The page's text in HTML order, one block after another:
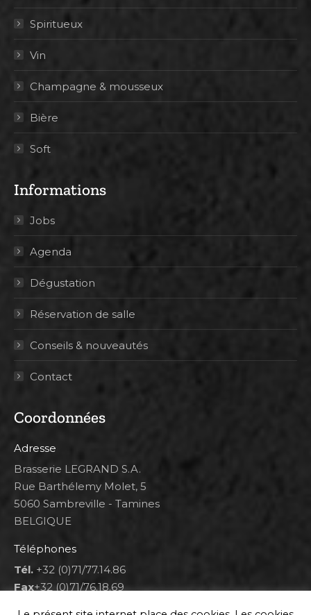
Spiritueux
Vin
Champagne & mousseux
Bière
Soft
Informations
Jobs
Agenda
Dégustation
Réservation de salle
Conseils & nouveautés
Contact
Coordonnées
Adresse
Brasserie LEGRAND S.A.
Rue Barthélemy Molet, 5
5060 Sambreville - Tamines
BELGIQUE
Téléphones
Tél. +32 (0)71/77.14.86
Fax+32 (0)71/76.18.69